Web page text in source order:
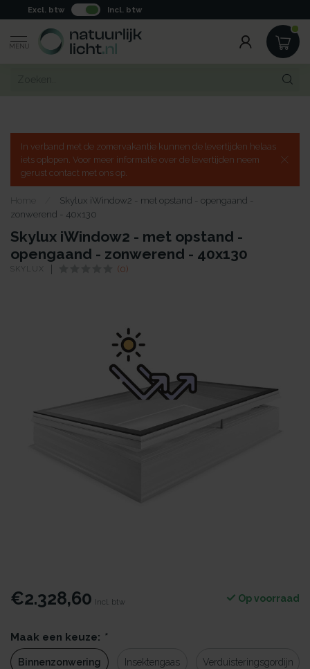
Excl. btw Incl. btw
MENU
In verband met de zomervakantie kunnen de levertijden helaas
iets oplopen. Voor meer informatie over de levertijden neem
gerust contact met ons op.
Home
Skylux iWindow2 - met opstand - opengaand -
zonwerend - 40x130
Skylux iWindow2 - met opstand -
opengaand - zonwerend - 40x130
SKYLUX (0)
€2.328,60 Incl. btw Op voorraad
Maak een keuze: *
Binnenzonwering Insektengaas Verduisteringsgordijn